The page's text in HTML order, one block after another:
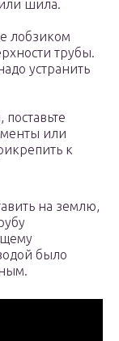
шила.
лобзиком
трубы.
устранить
или
к
на землю,
было